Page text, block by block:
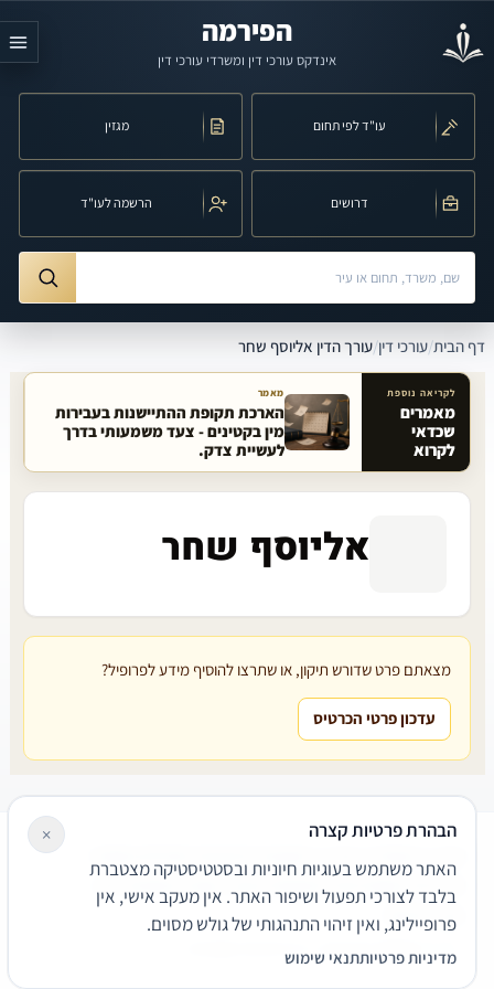
הפירמה
אינדקס עורכי דין ומשרדי עורכי דין
עו"ד לפי תחום מגזין
דרושים הרשמה לעו"ד
חיפוש לפי שם, משרד, תחום משפט או עיר
דף הבית/עורכי דין/עורך הדין אליוסף שחר
מאמרים קשורים באתר
לקריאה נוספת
מאמרים
שכדאי
לקרוא
מאמר
הארכת תקופת ההתיישנות בעבירות
מין בקטינים - צעד משמעותי בדרך
לעשיית צדק.
אליוסף שחר
מצאתם פרט שדורש תיקון, או שתרצו להוסיף מידע לפרופיל?
עדכון פרטי הכרטיס
שירותים משפטיים
דרושים צור קשר נגישותפרטיות
תנאי שימוש
© 2026 הפירמה. כל הזכויות שמורות.
הבהרת פרטיות קצרה
האתר משתמש בעוגיות חיוניות ובסטטיסטיקה מצטברת
בלבד לצורכי תפעול ושיפור האתר. אין מעקב אישי, אין
פרופיילינג, ואין זיהוי התנהגותי של גולש מסוים.
מדיניות פרטיותתנאי שימוש
×